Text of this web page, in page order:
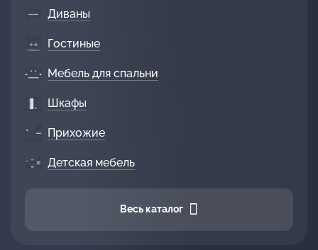
Диваны
Гостиные
Мебель для спальни
Шкафы
Прихожие
Детская мебель
Весь каталог